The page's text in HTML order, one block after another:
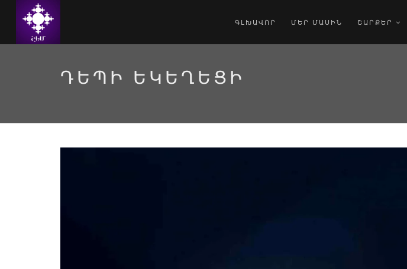
ԳԼԽԱՎՈՐ ՄԵՐ ՄԱՍԻՆ ՇԱՐՔԵՐ
ԴԵՊԻ ԵԿԵՂԵՑԻ